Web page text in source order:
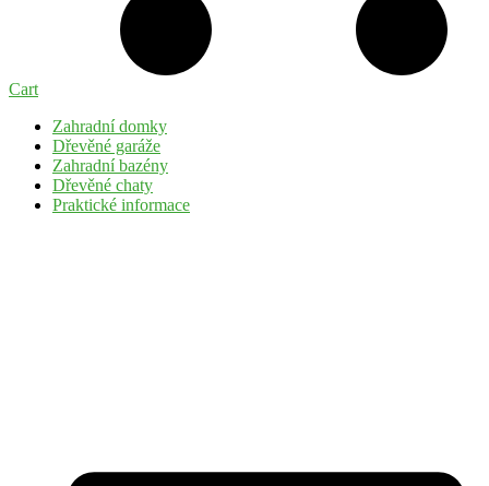
Cart
Zahradní domky
Dřevěné garáže
Zahradní bazény
Dřevěné chaty
Praktické informace